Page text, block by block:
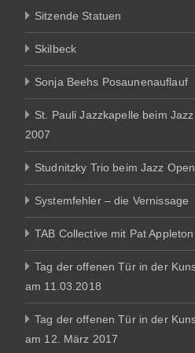
Sitzende Statuen
Skilbeck
Sonja Beehs Posaunenauflauf
St. Pauli Jazzkapelle beim
2007
Studnitzky Trio beim Jazz
Systemfehler – die Vernissage
TAB Collective mit Pat
Tag der offenen Tür in der
am 11.03.2018
Tag der offenen Tür in der
am 12. März 2017